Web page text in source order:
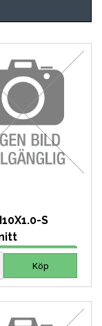
S
Köp